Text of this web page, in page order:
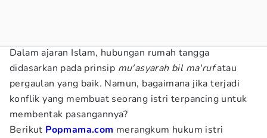
Dalam ajaran Islam, hubungan rumah tangga
didasarkan pada prinsip mu'asyarah bil ma'rufatau
pergaulan yang baik. Namun, bagaimana jika terjadi
konflik yang membuat seorang istri terpancing untuk
membentak pasangannya?
Berikut Popmama.com merangkum hukum istri